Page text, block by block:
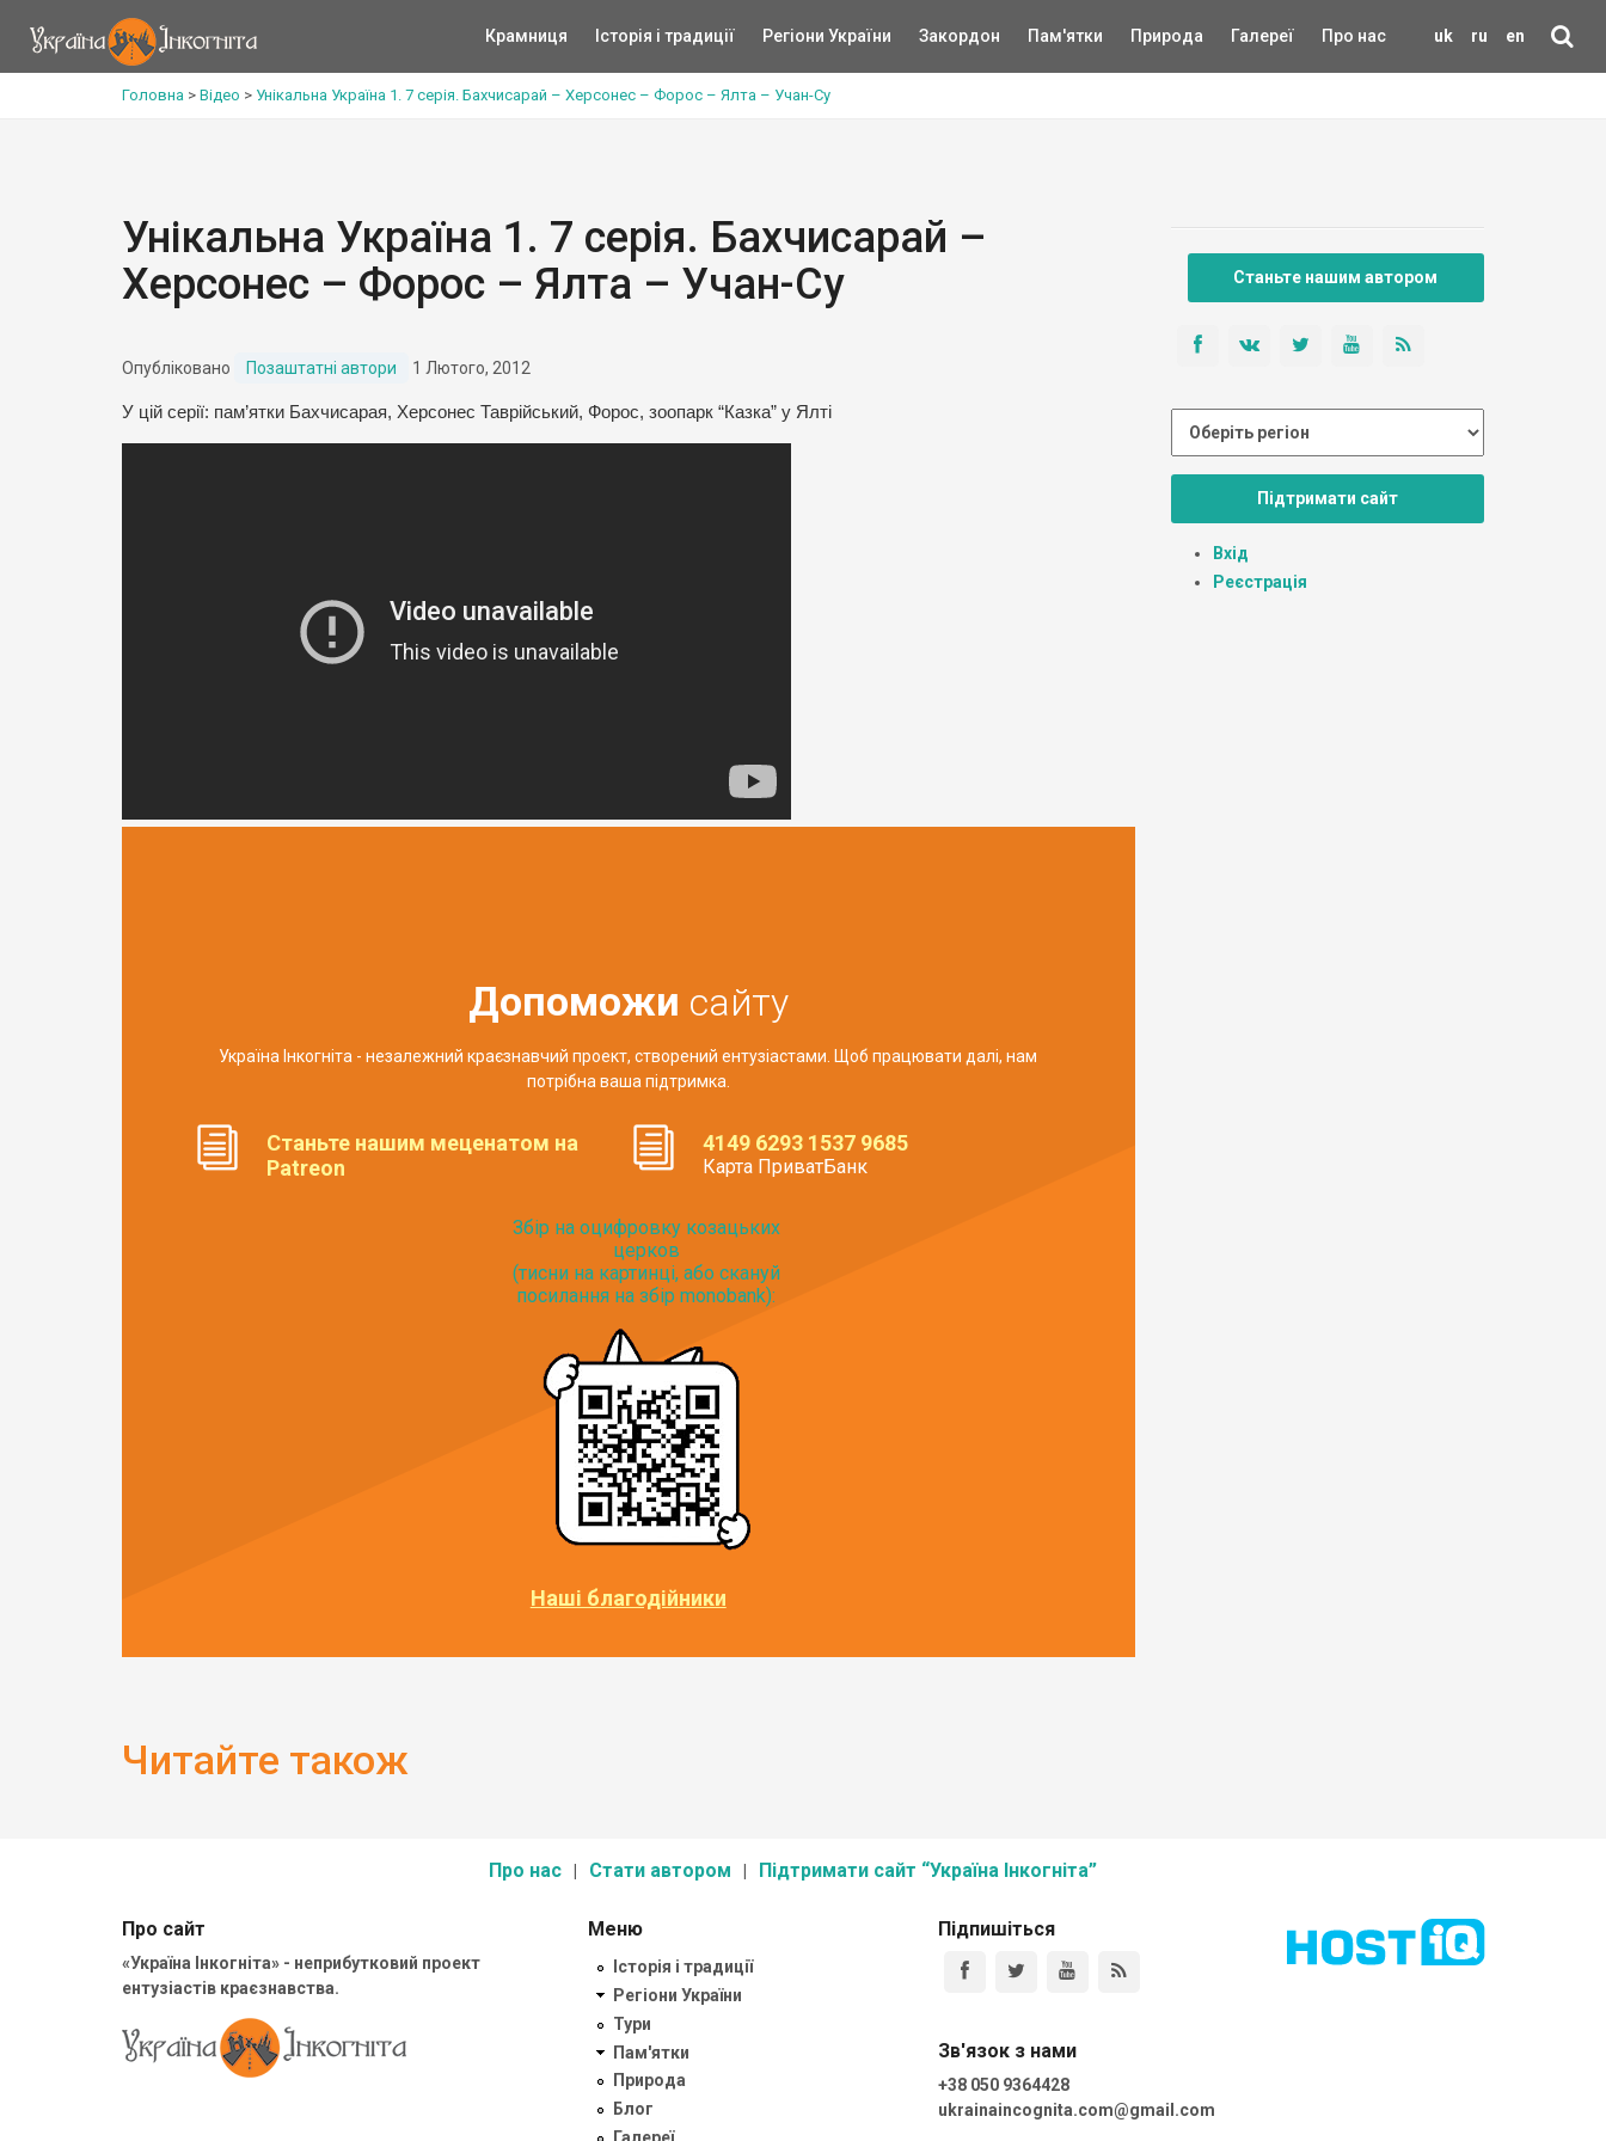
uk ru en
Крамниця Історія і традиції Регіони України Закордон Пам'ятки Природа Галереї Про нас
Головна > Відео > Унікальна Україна 1. 7 серія. Бахчисарай – Херсонес – Форос – Ялта – Учан-Су
Унікальна Україна 1. 7 серія. Бахчисарай –
Херсонес – Форос – Ялта – Учан-Су
Опубліковано Позаштатні автори 1 Лютого, 2012
У цій серії: пам’ятки Бахчисарая, Херсонес Таврійський, Форос, зоопарк “Казка” у Ялті
Допоможи сайту
Україна Інкогніта - незалежний краєзнавчий проект, створений ентузіастами. Щоб працювати далі, нам
потрібна ваша підтримка.
Станьте нашим меценатом на
Patreon
4149 6293 1537 9685
Карта ПриватБанк
Збір на оцифровку козацьких
церков
(тисни на картинці, або скануй
посилання на збір monobank):
Наші благодійники
Читайте також
Станьте нашим автором
Підтримати сайт
Вхід
Реєстрація
Про нас Стати автором Підтримати сайт “Україна Інкогніта”
Про сайт
«Україна Інкогніта» - неприбутковий проект
ентузіастів краєзнавства.
Меню
Історія і традиції
Регіони України
Тури
Пам'ятки
Природа
Блог
Підпишіться
Зв'язок з нами
+38 050 9364428
ukrainaincognita.com@gmail.com